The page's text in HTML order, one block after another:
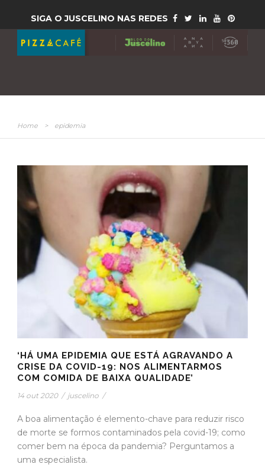
SIGA O JUSCELINO NAS REDES
Home > epidemia
‘HÁ UMA EPIDEMIA QUE ESTÁ AGRAVANDO A
CRISE DA COVID-19: NOS ALIMENTARMOS
COM COMIDA DE BAIXA QUALIDADE’
14 out 2020 / juscelino /
A boa alimentação é elemento-chave para reduzir risco
de morte se formos contaminados pela covid-19; como
comer bem na época da pandemia? Perguntamos a
uma especialista.